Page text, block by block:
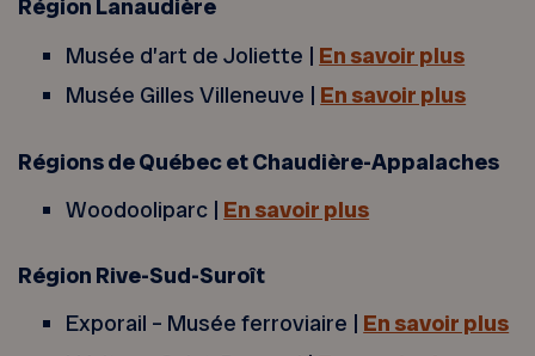
Région Lanaudière
Musée d’art de Joliette | En savoir plus
Musée Gilles Villeneuve | En savoir plus
Régions de Québec et Chaudière-Appalaches
Woodooliparc | En savoir plus
Région Rive-Sud-Suroît
Exporail – Musée ferroviaire | En savoir plus